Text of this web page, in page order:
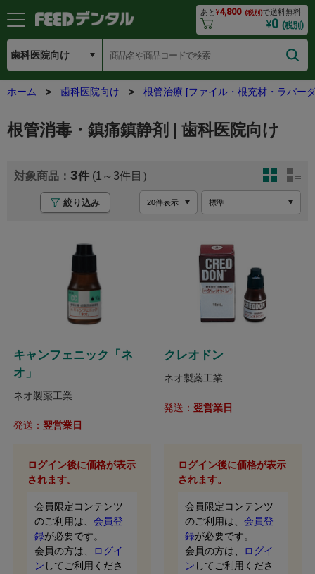
あと¥4,800 (税別)で送料無料
¥0 (税別)
ホーム 歯科医院向け 根管治療 [ファイル・根充材・ラバー
根管消毒・鎮痛鎮静剤 | 歯科医院向け
3 (1～3
絞り込み
キャンフェニック「ネ
オ」
ネオ製薬工業
発送： 翌営業日
ログイン後に価格が表示
されます。
会員限定コンテンツ
のご利用は、 会員登
録が必要です。
会員の方は、
ログイ
ン してご利用くださ
クレオドン
ネオ製薬工業
発送： 翌営業日
ログイン後に価格が表示
されます。
会員限定コンテンツ
のご利用は、 会員登
録が必要です。
会員の方は、
ログイ
ン してご利用くださ